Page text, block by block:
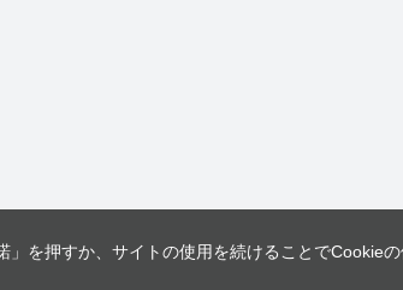
を押すか、サイトの使用を続けることでCookieの